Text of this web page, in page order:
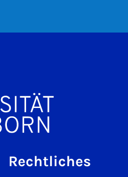
Rechtliches